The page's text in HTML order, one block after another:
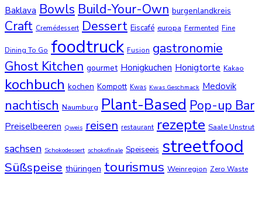
Baklava Bowls Build-Your-Own burgenlandkreis
Craft Cremédessert Dessert Eiscafé europa Fermented Fine
Dining To Go foodtruck Fusion gastronomie
Ghost Kitchen gourmet Honigkuchen Honigtorte Kakao
kochbuch kochen Kompott Kwas Kwas Geschmack Medovik
nachtisch Naumburg Plant-Based Pop-up Bar
Preiselbeeren Qweis reisen restaurant rezepte Saale Unstrut
sachsen Schokodessert schokofinale Speiseeis streetfood
Süßspeise thüringen tourismus Weinregion Zero Waste